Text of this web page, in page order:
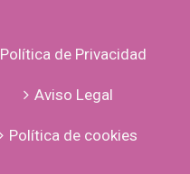
Política de Privacidad
Aviso Legal
Política de cookies